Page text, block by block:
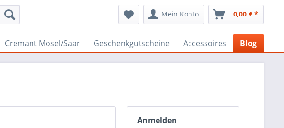
Mein Konto 0,00 € *
Cremant Mosel/Saar Geschenkgutscheine Accessoires Blog
Anmelden